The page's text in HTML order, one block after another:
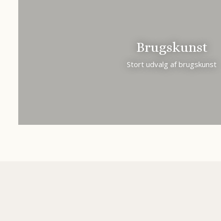
Brugskunst
Stort udvalg af brugskunst